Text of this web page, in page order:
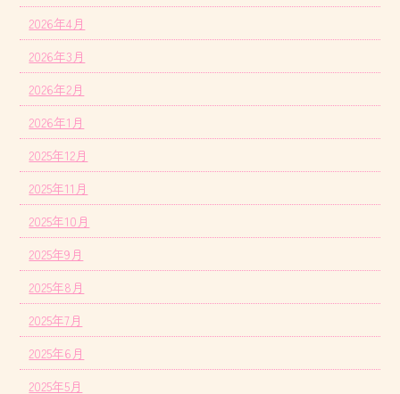
2026年4月
2026年3月
2026年2月
2026年1月
2025年12月
2025年11月
2025年10月
2025年9月
2025年8月
2025年7月
2025年6月
2025年5月